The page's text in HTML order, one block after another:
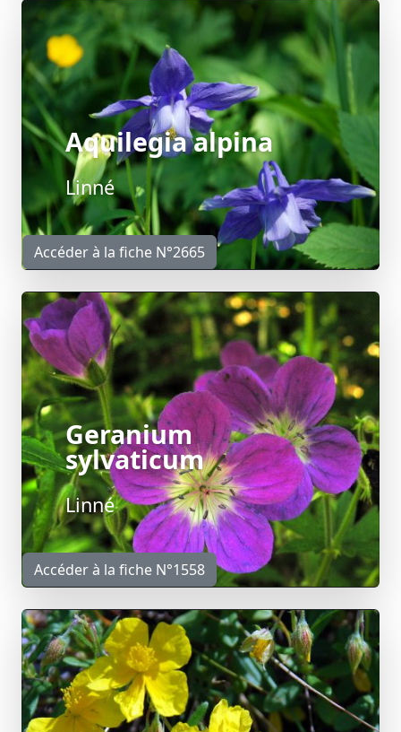
Aquilegia alpina
Linné
Accéder à la fiche N°2665
Geranium
sylvaticum
Linné
Accéder à la fiche N°1558